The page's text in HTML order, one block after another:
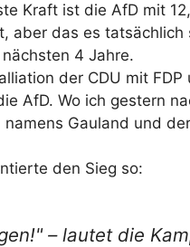
Kraft ist die AfD mit
aber das es
4 Jahre.
der CDU mit
AfD. Wo ich gestern
Gauland und
den Sieg so:
– lautet die